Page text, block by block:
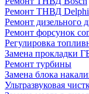
Ремонт ТНВД Delphi
Ремонт дизельного
Ремонт форсунок
Регулировка
Замена прокладки
Ремонт турбины
Замена блока
Ультразвуковая